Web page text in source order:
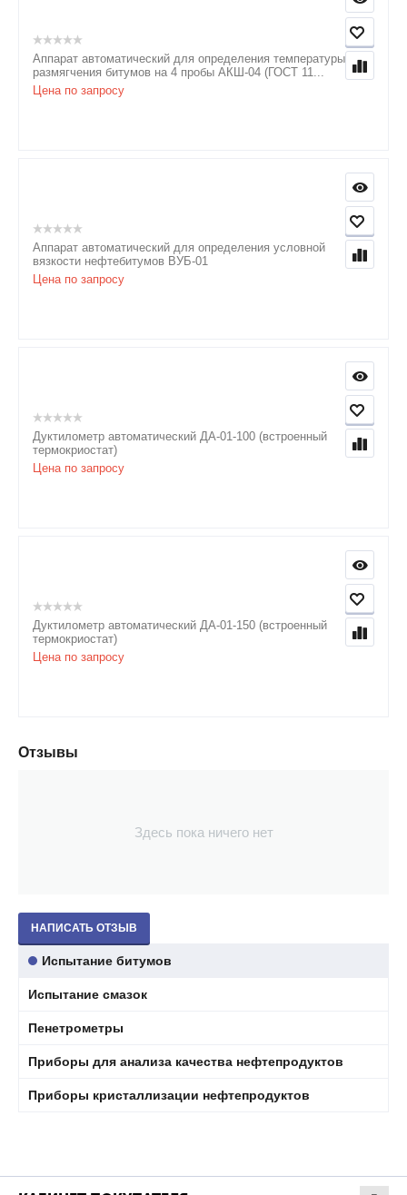
Аппарат автоматический для определения температуры
размягчения битумов на 4 пробы АКШ-04 (ГОСТ 11...
Цена по запросу
Аппарат автоматический для определения условной
вязкости нефтебитумов ВУБ-01
Цена по запросу
Дуктилометр автоматический ДА-01-100 (встроенный
термокриостат)
Цена по запросу
Дуктилометр автоматический ДА-01-150 (встроенный
термокриостат)
Цена по запросу
Отзывы
Здесь пока ничего нет
НАПИСАТЬ ОТЗЫВ
Испытание битумов
Испытание смазок
Пенетрометры
Приборы для анализа качества нефтепродуктов
Приборы кристаллизации нефтепродуктов